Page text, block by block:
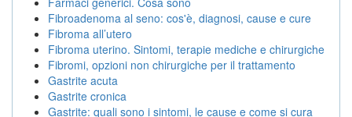
Fibroadenoma al seno: cos'è, diagnosi, cause e cure
Fibroma all’utero
Fibroma uterino. Sintomi, terapie mediche e chirurgiche
Fibromi, opzioni non chirurgiche per il trattamento
Gastrite acuta
Gastrite cronica
Gastrite: quali sono i sintomi, le cause e come si cura